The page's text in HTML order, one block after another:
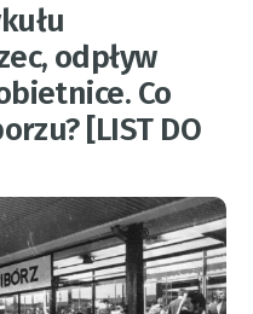
odpływ
Co
[LIST DO